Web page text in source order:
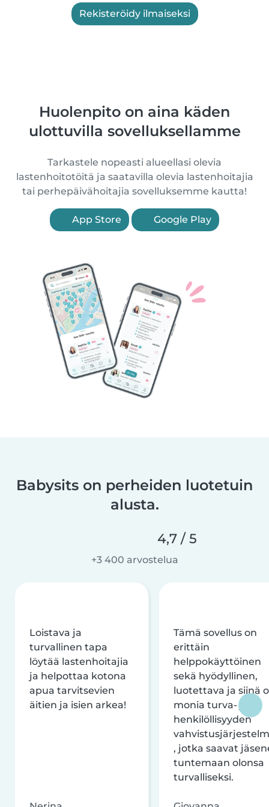
Rekisteröidy ilmaiseksi
Huolenpito on aina käden
ulottuvilla sovelluksellamme
Tarkastele nopeasti alueellasi olevia
lastenhoitotöitä ja saatavilla olevia lastenhoitajia
tai perhepäivähoitajia sovelluksemme kautta!
App Store Google Play
Babysits on perheiden luotetuin
alusta.
4,7 / 5
+3 400 arvostelua
Loistava ja
turvallinen tapa
löytää lastenhoitajia
ja helpottaa kotona
apua tarvitsevien
äitien ja isien arkea!
Tämä sovellus on
erittäin
helppokäyttöinen
sekä hyödyllinen,
luotettava ja siinä
monia turva- ja
henkilöllisyyden
, jotka saavat
tuntemaan olonsa
turvalliseksi.